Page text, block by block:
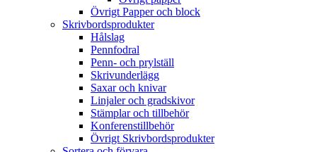
Övrigt Papper och block
Skrivbordsprodukter
Hålslag
Pennfodral
Penn- och prylställ
Skrivunderlägg
Saxar och knivar
Linjaler och gradskivor
Stämplar och tillbehör
Konferenstillbehör
Övrigt Skrivbordsprodukter